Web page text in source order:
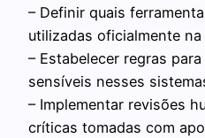
– Definir quais
utilizadas oficialmente na
– Estabelecer regras
sensíveis nesses
– Implementar revisões
críticas tomadas com